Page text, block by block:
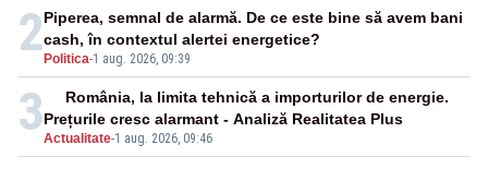
2 Politica-1 aug. 2026, 09:39
Piperea, semnal de alarmă. De ce este bine să avem bani
cash, în contextul alertei energetice?
3Actualitate-1 aug. 2026, 09:46
România, la limita tehnică a importurilor de energie.
Prețurile cresc alarmant - Analiză Realitatea Plus